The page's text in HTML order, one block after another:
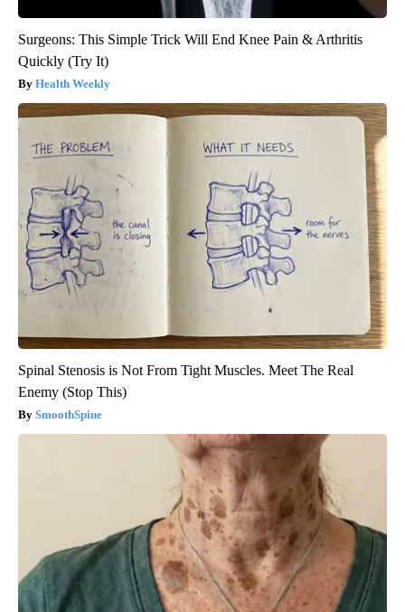
Surgeons: This Simple Trick Will End Knee Pain & Arthritis
Quickly (Try It)
Health Weekly
Spinal Stenosis is Not From Tight Muscles. Meet The Real
Enemy (Stop This)
SmoothSpine